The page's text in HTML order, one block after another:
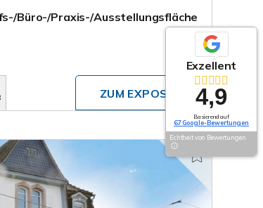
Büro-/Praxis-/Ausstellungsfläche
ZUM EXPOSÉ
Exzellent
4,9
Basierend auf
67 Google-Bewertungen
Echtheit von Bewertungen